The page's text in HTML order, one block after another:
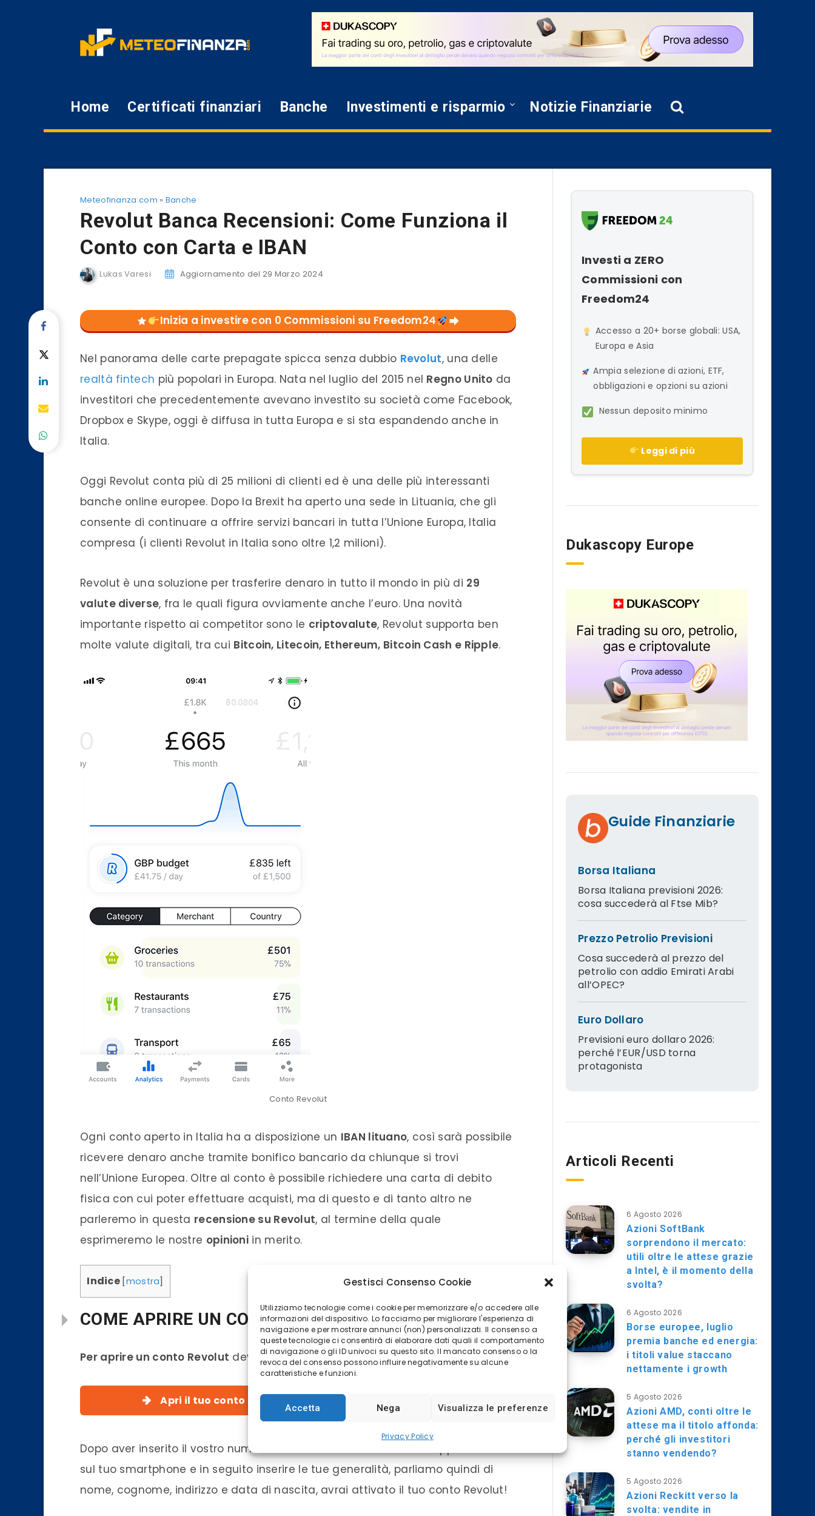
Gestisci Consenso Cookie
Utilizziamo tecnologie come i cookie per memorizzare e/o accedere alle
informazioni del dispositivo. Lo facciamo per migliorare l'esperienza di
navigazione e per mostrare annunci (non) personalizzati. Il consenso a
queste tecnologie ci consentirà di elaborare dati quali il comportamento
di navigazione o gli ID univoci su questo sito. Il mancato consenso o la
revoca del consenso possono influire negativamente su alcune
caratteristiche e funzioni.
Accetta Nega Visualizza le preferenze
Privacy Policy
Home Certificati finanziari Banche Investimenti e risparmio Notizie Finanziarie
Meteofinanza.com » Banche
Revolut Banca Recensioni: Come Funziona il
Conto con Carta e IBAN
Lukas Varesi Aggiornamento del 29 Marzo 2024
Inizia a investire con 0 Commissioni su Freedom24
Nel panorama delle carte prepagate spicca senza dubbio Revolut, una delle
realtà fintech più popolari in Europa. Nata nel luglio del 2015 nel Regno Unito da
investitori che precedentemente avevano investito su società come Facebook,
Dropbox e Skype, oggi è diffusa in tutta Europa e si sta espandendo anche in
Italia.
Oggi Revolut conta più di 25 milioni di clienti ed è una delle più interessanti
banche online europee. Dopo la Brexit ha aperto una sede in Lituania, che gli
consente di continuare a offrire servizi bancari in tutta l’Unione Europa, Italia
compresa (i clienti Revolut in Italia sono oltre 1,2 milioni).
Revolut è una soluzione per trasferire denaro in tutto il mondo in più di 29
valute diverse, fra le quali figura ovviamente anche l’euro. Una novità
importante rispetto ai competitor sono le criptovalute, Revolut supporta ben
molte valute digitali, tra cui Bitcoin, Litecoin, Ethereum, Bitcoin Cash e Ripple.
Conto Revolut
Ogni conto aperto in Italia ha a disposizione un IBAN lituano, così sarà possibile
ricevere denaro anche tramite bonifico bancario da chiunque si trovi
nell’Unione Europea. Oltre al conto è possibile richiedere una carta di debito
fisica con cui poter effettuare acquisti, ma di questo e di tanto altro ne
parleremo in questa recensione su Revolut, al termine della quale
esprimeremo le nostre opinioni in merito.
Indice [mostra
COME APRIRE UN CONTO REVOLUT?
Per aprire un conto Revolut devi recarti sul sito della banca.
Apri il tuo conto corrente Revolut direttamente da qui!
Dopo aver inserito il vostro numero di telefono dovrai scaricare l’applicazione
sul tuo smartphone e in seguito inserire le tue generalità, parliamo quindi di
nome, cognome, indirizzo e data di nascita, avrai attivato il tuo conto Revolut!
Investi a ZERO
Commissioni con
Freedom24
Accesso a 20+ borse globali: USA,
Europa e Asia
Ampia selezione di azioni, ETF,
obbligazioni e opzioni su azioni
Nessun deposito minimo
Leggi di più
Dukascopy Europe
Guide Finanziarie
Borsa Italiana
Borsa Italiana previsioni 2026:
cosa succederà al Ftse Mib?
Prezzo Petrolio Previsioni
Cosa succederà al prezzo del
petrolio con addio Emirati Arabi
all’OPEC?
Euro Dollaro
Previsioni euro dollaro 2026:
perché l’EUR/USD torna
protagonista
Articoli Recenti
6 Agosto 2026
Azioni SoftBank
sorprendono il mercato:
utili oltre le attese grazie
a Intel, è il momento della
svolta?
6 Agosto 2026
Borse europee, luglio
premia banche ed energia:
i titoli value staccano
nettamente i growth
5 Agosto 2026
Azioni AMD, conti oltre le
attese ma il titolo affonda:
perché gli investitori
stanno vendendo?
5 Agosto 2026
Azioni Reckitt verso la
svolta: vendite in